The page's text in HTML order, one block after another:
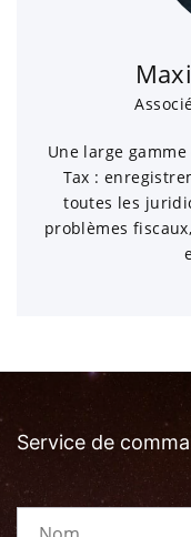
Une large
Tax :
toutes les
problèmes
Service de